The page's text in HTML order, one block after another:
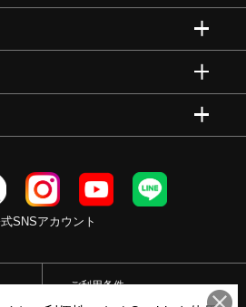
ポーツ
SNSアカウント
ご利用条件